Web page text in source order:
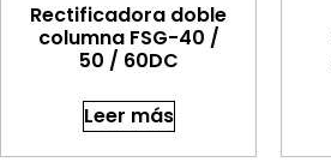
Rectificadora doble
columna FSG-40 /
50 / 60DC
Leer más